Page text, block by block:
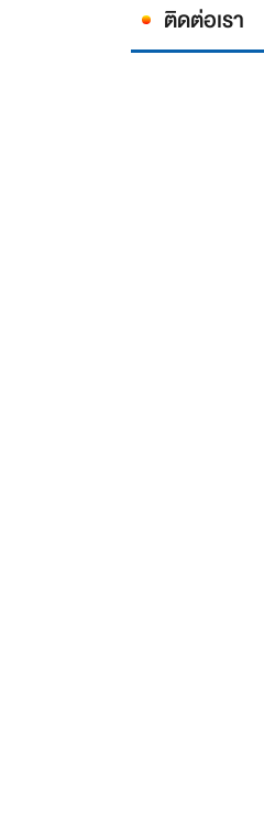
ติดต่อเรา